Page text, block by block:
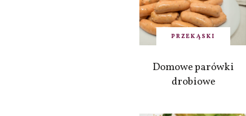
PRZEKĄSKI
Domowe parówki
drobiowe